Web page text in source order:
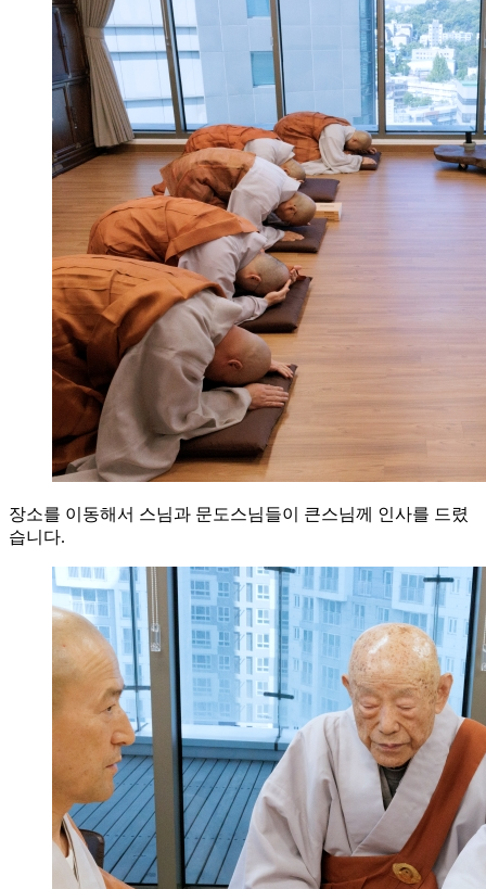
장소를 이동해서 스님과 문도스님들이 큰스님께 인사를 드렸
습니다.